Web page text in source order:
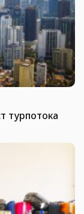
турпотока